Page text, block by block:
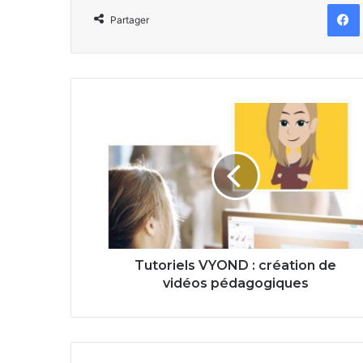
Partager
création
vidéos
pédagogiques
Tutoriels VYOND : création de
vidéos pédagogiques